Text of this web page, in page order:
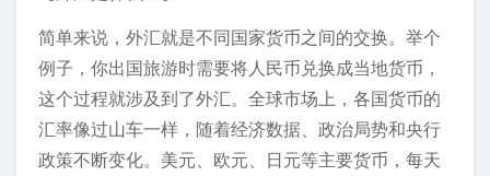
简单来说，外汇就是不同国家货币之间的交换。举个
例子，你出国旅游时需要将人民币兑换成当地货币，
这个过程就涉及到了外汇。全球市场上，各国货币的
汇率像过山车一样，随着经济数据、政治局势和央行
政策不断变化。美元、欧元、日元等主要货币，每天